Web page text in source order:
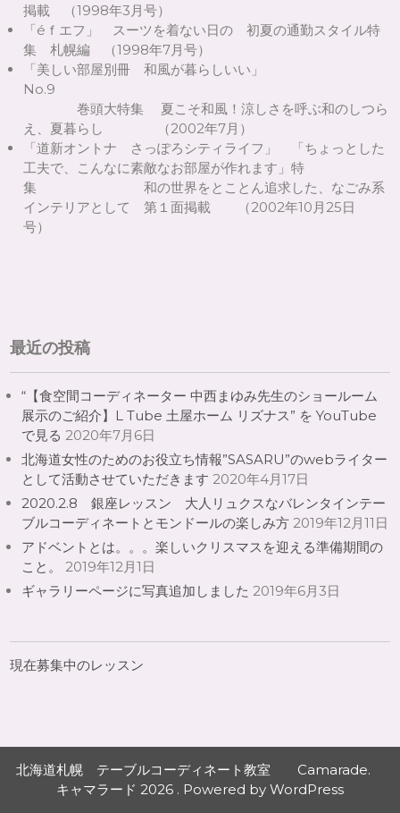
掲載 （1998年3月号）
「éｆエフ」 スーツを着ない日の 初夏の通勤スタイル特
集 札幌編 （1998年7月号）
「美しい部屋別冊 和風が暮らしいい」
No.9
巻頭大特集 夏こそ和風！涼しさを呼ぶ和のしつら
え、夏暮らし （2002年7月）
「道新オントナ さっぽろシティライフ」 「ちょっとした
工夫で、こんなに素敵なお部屋が作れます」特
集 和の世界をとことん追求した、なごみ系
インテリアとして 第１面掲載 （2002年10月25日
号）
最近の投稿
“【食空間コーディネーター 中西まゆみ先生のショールーム
展示のご紹介】L Tube 土屋ホーム リズナス” を YouTube
で見る 2020年7月6日
北海道女性のためのお役立ち情報”SASARU”のwebライター
として活動させていただきます 2020年4月17日
2020.2.8 銀座レッスン 大人リュクスなバレンタインテー
ブルコーディネートとモンドールの楽しみ方 2019年12月11日
アドベントとは。。。楽しいクリスマスを迎える準備期間の
こと。
2019年12月1日
ギャラリーページに写真追加しました 2019年6月3日
現在募集中のレッスン
北海道札幌 テーブルコーディネート教室 Camarade.
キャマラード 2026 . Powered by WordPress